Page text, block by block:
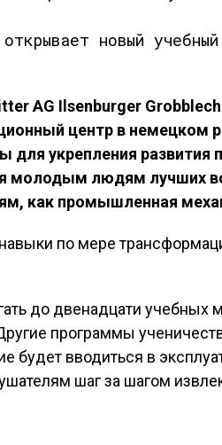
новый
AG Ilsenburger
центр в немецком
для укрепления развития
молодым людям лучших
как промышленная
по мере
до двенадцати учебных
программы
будет вводиться в
шаг за шагом